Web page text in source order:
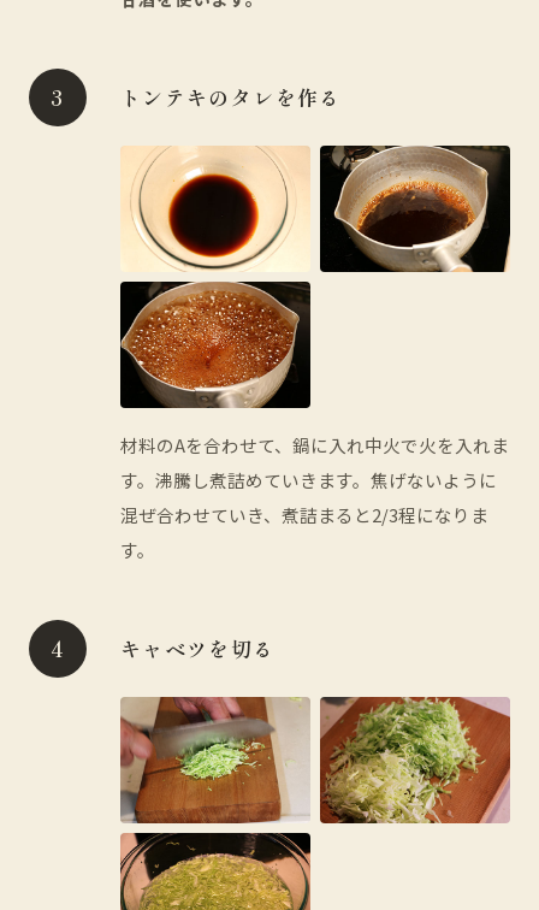
トンテキのタレを作る
材料のAを合わせて、鍋に入れ中火で火を入れま
す。沸騰し煮詰めていきます。焦げないように
混ぜ合わせていき、煮詰まると2/3程になりま
す。
キャベツを切る